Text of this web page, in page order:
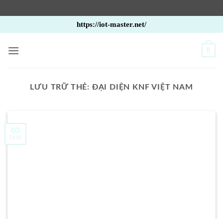
qua
nội
https://iot-master.net/
0
LƯU TRỮ THẺ: ĐẠI DIỆN KNF VIỆT NAM
03
Th10